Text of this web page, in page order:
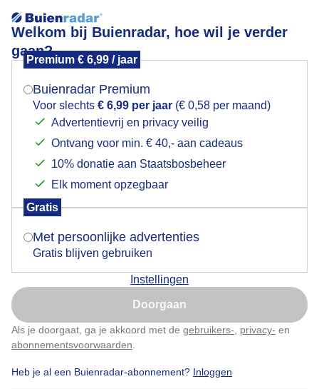
Welkom bij Buienradar, hoe wil je verder
gaan?
Premium € 6,99 / jaar
Buienradar Premium
Voor slechts € 6,99 per jaar (€ 0,58 per maand)
Advertentievrij en privacy veilig
Ontvang voor min. € 40,- aan cadeaus
10% donatie aan Staatsbosbeheer
Elk moment opzegbaar
Gratis
Met persoonlijke advertenties
Gratis blijven gebruiken
Instellingen
Doorgaan
Als je doorgaat, ga je akkoord met de gebruikers- privacy- en
abonnementsvoorwaarden
Heb je al een Buienradar-abonnement? Inloggen
gekleurde lucht achter oude fruitbomen
Door: Erna Kool Gemaakt: 09-12-2025, 196x bekeken
Kleurige Lucht Oude Boom Zonsondergang
Mogen we je locatie gebruiken voor het
Indien je hier nog geen akkoord op hebt gegeven,
verschijnt er zo een pop-up uit je browser waarin
Is goed, toon de popup
Nu niet, misschien later
Klik hierom dit aan te passen